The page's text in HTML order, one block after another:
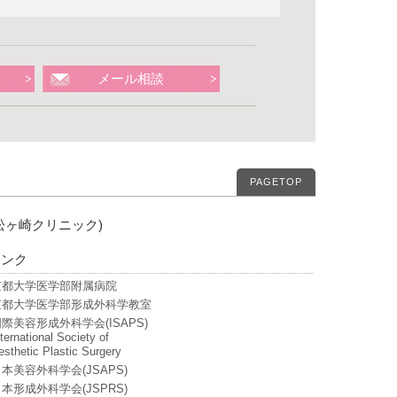
メール相談
PAGETOP
ヶ崎クリニック)
ク
大学医学部附属病院
大学医学部形成外科学教室
美容形成外科学会(ISAPS)
Society of
Plastic Surgery
美容外科学会(JSAPS)
形成外科学会(JSPRS)